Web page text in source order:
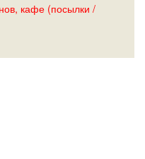
кафе (посылки /